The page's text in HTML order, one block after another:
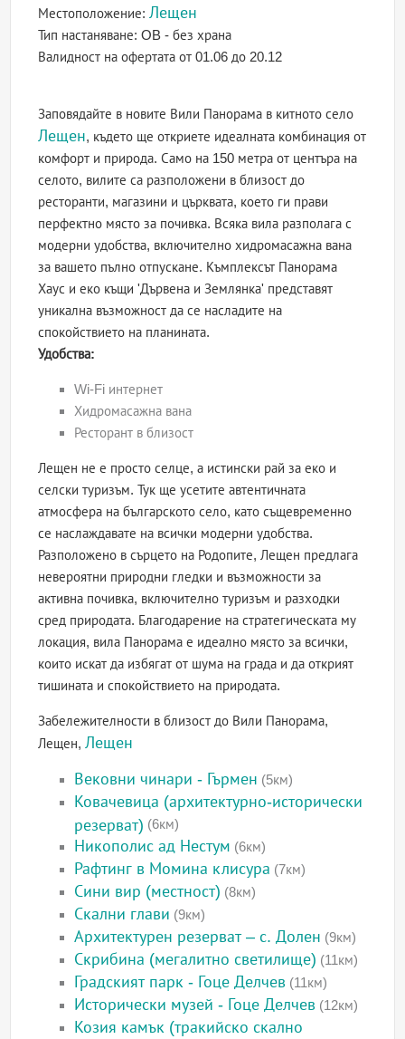
Местоположение: Лещен
Тип настаняване:OB - без храна
Валидност на офертатаот 01.06 до 20.12
Заповядайте в новите Вили Панорама в китното село
Лещен, където ще откриете идеалната комбинация от
комфорт и природа. Само на 150 метра от центъра на
селото, вилите са разположени в близост до
ресторанти, магазини и църквата, което ги прави
перфектно място за почивка. Всяка вила разполага с
модерни удобства, включително хидромасажна вана
за вашето пълно отпускане. Къмплексът Панорама
Хаус и еко къщи 'Дървена и Землянка' представят
уникална възможност да се насладите на
спокойствието на планината.
Удобства:
Wi-Fi интернет
Хидромасажна вана
Ресторант в близост
Лещен не е просто селце, а истински рай за еко и
селски туризъм. Тук ще усетите автентичната
атмосфера на българското село, като същевременно
се наслаждавате на всички модерни удобства.
Разположено в сърцето на Родопите, Лещен предлага
невероятни природни гледки и възможности за
активна почивка, включително туризъм и разходки
сред природата. Благодарение на стратегическата му
локация, вила Панорама е идеално място за всички,
които искат да избягат от шума на града и да открият
тишината и спокойствието на природата.
Забележителности в близост до Вили Панорама,
Лещен, Лещен
Вековни чинари - Гърмен (5км)
Ковачевица (архитектурно-исторически
резерват) (6км)
Никополис ад Нестум (6км)
Рафтинг в Момина клисура (7км)
Сини вир (местност) (8км)
Скални глави (9км)
Архитектурен резерват – с. Долен (9км)
Скрибина (мегалитно светилище) (11км)
Градският парк - Гоце Делчев (11км)
Исторически музей - Гоце Делчев (12км)
Козия камък (тракийско скално